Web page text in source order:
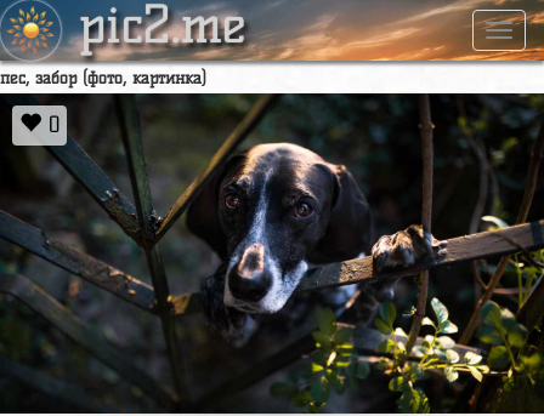
pic2.me
пес, забор (фото, картинка)
0